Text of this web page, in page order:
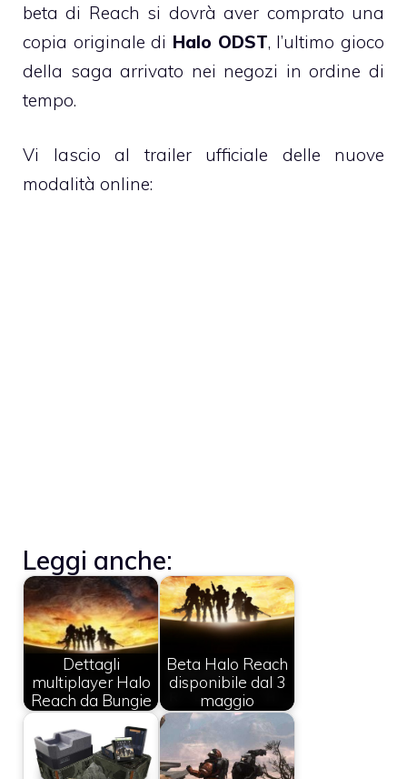
beta di Reach si dovrà aver comprato una
copia originale di Halo ODST, l’ultimo gioco
della saga arrivato nei negozi in ordine di
tempo.
Vi lascio al trailer ufficiale delle nuove
modalità online:
Leggi anche:
Dettagli
multiplayer Halo
Reach da Bungie
Beta Halo Reach
disponibile dal 3
maggio